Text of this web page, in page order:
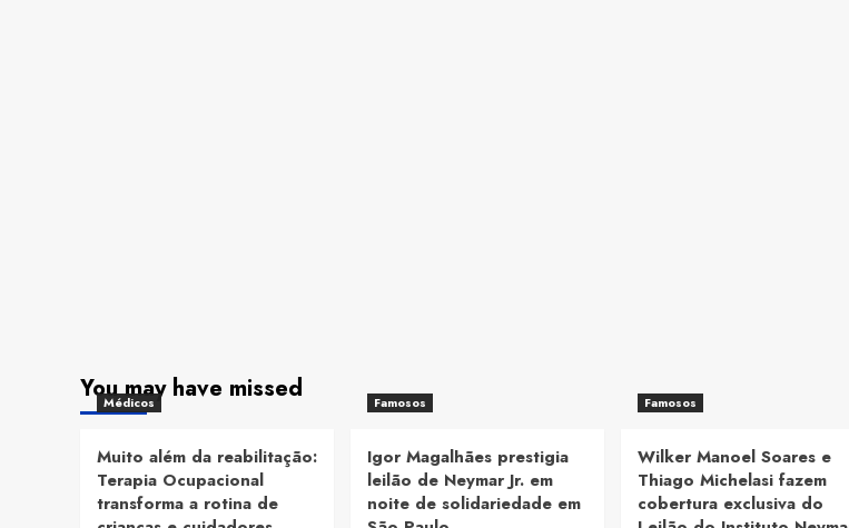
You may have missed
Médicos
Muito além da reabilitação:
Terapia Ocupacional
transforma a rotina de
Famosos
Igor Magalhães prestigia
leilão de Neymar Jr. em
noite de solidariedade em
Famosos
Wilker Manoel Soares e
Thiago Michelasi fazem
cobertura exclusiva do